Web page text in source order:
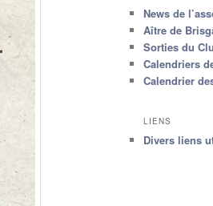
News de
Aître de
Sorties du
Calendriers
Calendrier
LIENS
Divers liens